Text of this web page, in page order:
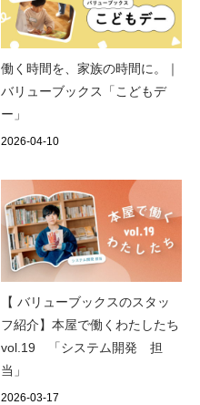
働く時間を、家族の時間に。｜
バリューブックス「こどもデ
ー」
2026-04-10
【 バリューブックスのスタッ
フ紹介】本屋で働くわたしたち
vol.19 「システム開発 担
当」
2026-03-17